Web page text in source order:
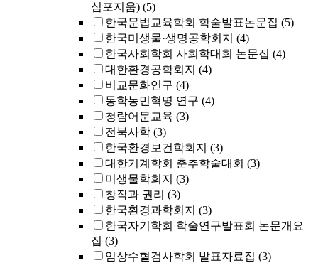
심포지움) (5)
한국문법교육학회 학술발표논문집 (5)
한국미생물·생명공학회지 (4)
한국사회학회 사회학대회 논문집 (4)
대한환경공학회지 (4)
비교문화연구 (4)
동학농민혁명 연구 (4)
청람어문교육 (3)
전북사학 (3)
한국환경보건학회지 (3)
대한기계학회 춘추학술대회 (3)
미생물학회지 (3)
창작과 권리 (3)
한국환경과학회지 (3)
한국자기학회 학술연구발표회 논문개요
집 (3)
임상수혈검사학회 발표자료집 (3)